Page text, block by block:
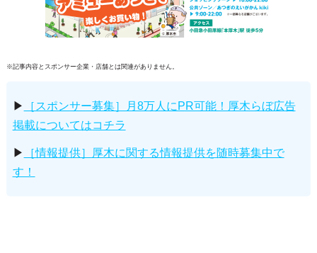
※記事内容とスポンサー企業・店舗とは関連がありません。
▶
［スポンサー募集］月8万人にPR可能！厚木らぼ広告
掲載についてはコチラ
▶
［情報提供］厚木に関する情報提供を随時募集中で
す！